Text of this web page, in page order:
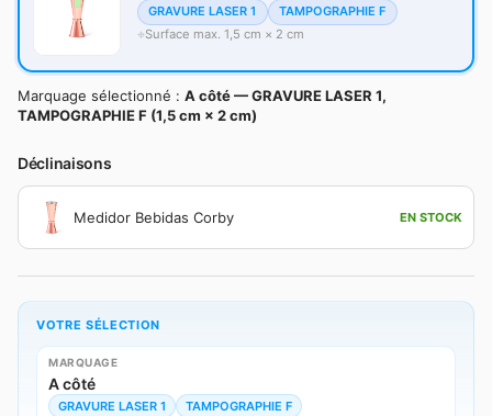
GRAVURE LASER 1
TAMPOGRAPHIE F
Surface max. 1,5 cm × 2 cm
Marquage sélectionné : A côté — GRAVURE LASER 1,
TAMPOGRAPHIE F (1,5 cm × 2 cm)
Déclinaisons
Medidor Bebidas Corby EN STOCK
VOTRE SÉLECTION
MARQUAGE
A côté
GRAVURE LASER 1 TAMPOGRAPHIE F